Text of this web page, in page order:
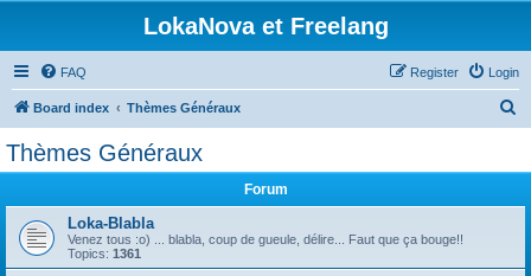
LokaNova et Freelang
FAQ Login
Register
Board index Thèmes Généraux
Thèmes Généraux
Forum
Loka-Blabla
Venez tous :o) ... blabla, coup de gueule, délire... Faut que ça bouge!!
Topics: 1361